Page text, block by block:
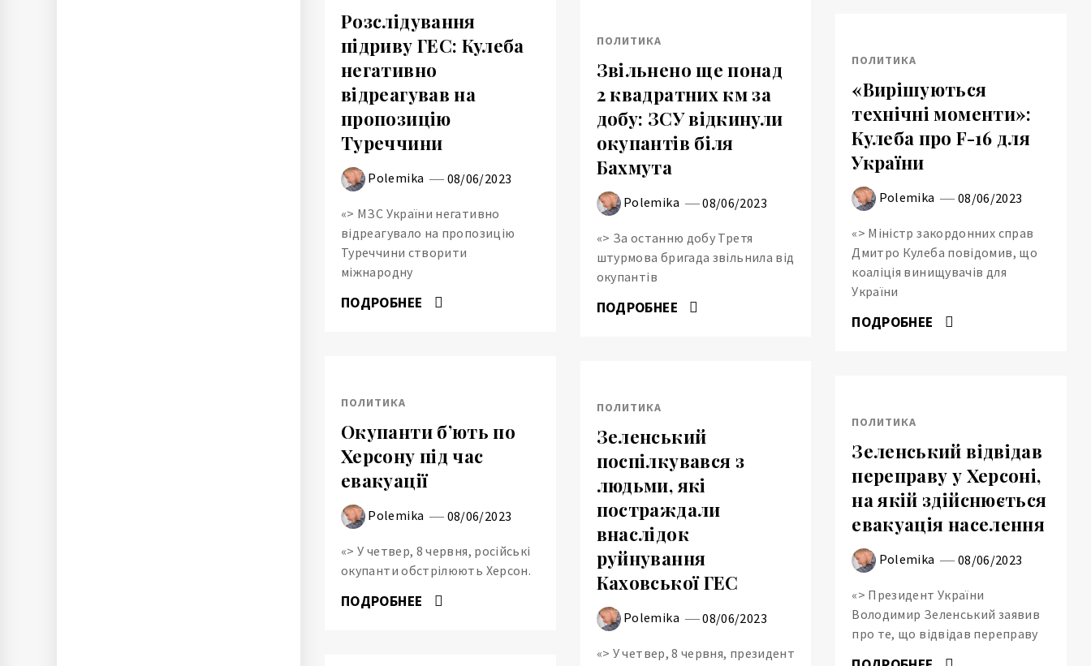
Розслідування
підриву ГЕС: Кулеба
негативно
відреагував на
пропозицію
Туреччини
Polemika 08/06/2023
«> МЗС України негативно
відреагувало на пропозицію
Туреччини створити
міжнародну
ПОДРОБНЕЕ
ПОЛИТИКА
Звільнено ще понад
2 квадратних км за
добу: ЗСУ відкинули
окупантів біля
Бахмута
Polemika 08/06/2023
«> За останню добу Третя
штурмова бригада звільнила від
окупантів
ПОДРОБНЕЕ
ПОЛИТИКА
«Вирішуються
технічні моменти»:
Кулеба про F-16 для
України
Polemika 08/06/2023
«> Міністр закордонних справ
Дмитро Кулеба повідомив, що
коаліція винищувачів для
України
ПОДРОБНЕЕ
ПОЛИТИКА
Окупанти бʼють по
Херсону під час
евакуації
Polemika 08/06/2023
«> У четвер, 8 червня, російські
окупанти обстрілюють Херсон.
ПОДРОБНЕЕ
ПОЛИТИКА
Зеленський
поспілкувався з
людьми, які
постраждали
внаслідок
руйнування
Каховської ГЕС
Polemika 08/06/2023
«> У четвер, 8 червня, президент
ПОЛИТИКА
Зеленський відвідав
переправу у Херсоні,
на якій здійснюється
евакуація населення
Polemika 08/06/2023
«> Президент України
Володимир Зеленський заявив
про те, що відвідав переправу